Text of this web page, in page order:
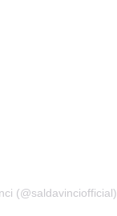
(@saldavinciofficial)